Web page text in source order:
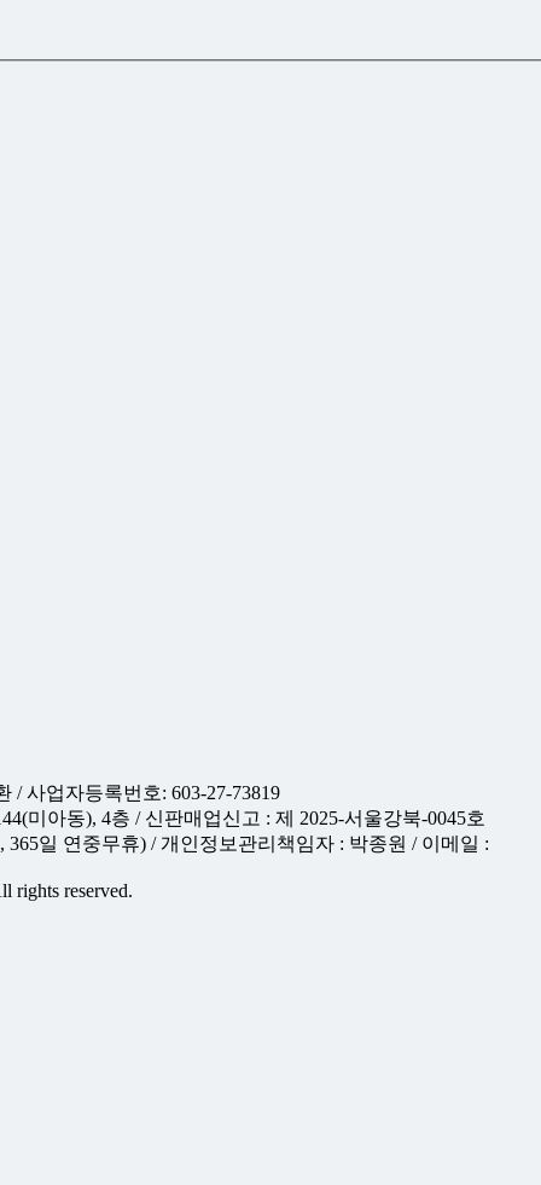
/ 사업자등록번호: 603-27-73819
미아동), 4층 / 신판매업신고 : 제 2025-서울강북-0045호
365일 연중무휴) / 개인정보관리책임자 : 박종원 / 이메일 :
rights reserved.